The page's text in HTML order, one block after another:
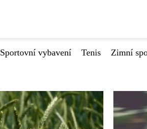
Sportovní vybavení Tenis Zimní